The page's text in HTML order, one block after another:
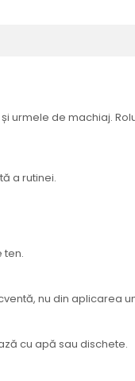
de machiaj.
a rutinei.
ten.
nu din aplicarea
cu apă sau dischete.